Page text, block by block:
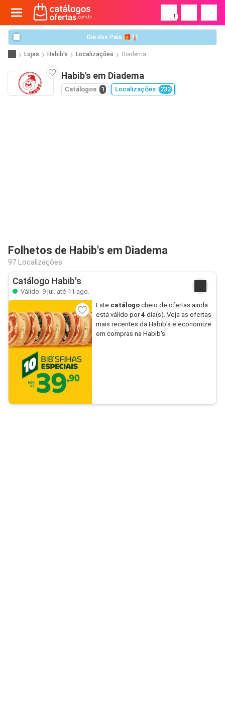
!
Dia dos Pais 🎁👔
Lojas Habib's Localizações Diadema
Habib's em Diadema
Catálogos 1 Localizações 232
Folhetos de Habib's em Diadema
97 Localizações
Catálogo Habib's
Válido: 9 jul. até 11 ago.
Este catálogocheio de ofertas ainda
está válido por4 dia(s). Veja as ofertas
mais recentes da Habib's e economize
em compras na Habib's.